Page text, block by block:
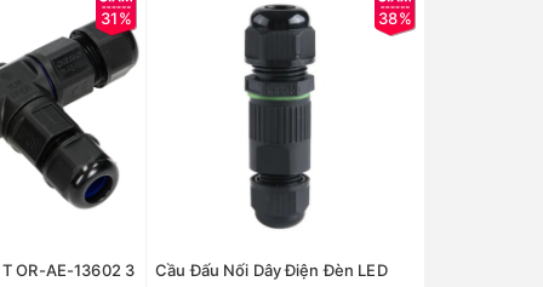
31%
OR-AE-13602 3
38%
Cầu Đấu Nối Dây Điện Đèn LED